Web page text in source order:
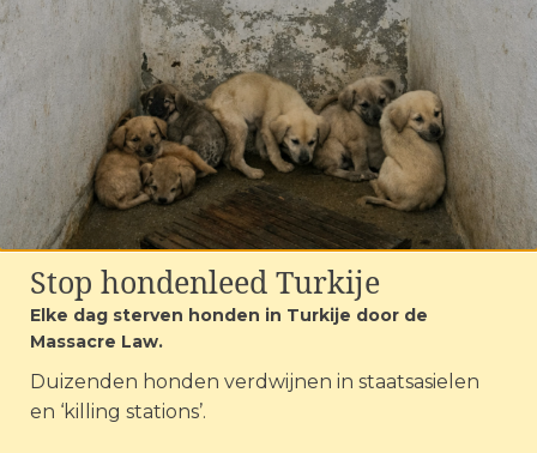
zoals Magda. Ze is al bijna een jaar bij de
opvang en kwam binnen met een
gebroken ruggengraat. Om te
voorkomen dat er problemen ontstaan
met haar blaas en nieren, en zodat de
spieren in haar poten niet stijf worden,
krijgt ze elke dag revalidatie: massages en
baden. Honden zoals Magda zouden het
in tijden van oorlog niet redden zonder
de inzet van dierenbeschermers en
noodhulp.
Stop hondenleed Turkije
Elke dag sterven honden in Turkije door de
Massacre Law.
Duizenden honden verdwijnen in staatsasielen
en ‘killing stations’.